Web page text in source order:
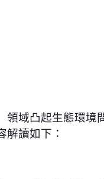
域凸起生態環
解讀如下：